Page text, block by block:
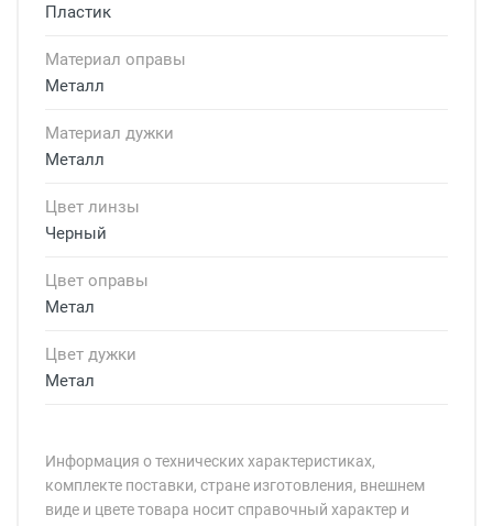
Пластик
Материал оправы
Металл
Материал дужки
Металл
Цвет линзы
Черный
Цвет оправы
Метал
Цвет дужки
Метал
Информация о технических характеристиках,
комплекте поставки, стране изготовления, внешнем
виде и цвете товара носит справочный характер и